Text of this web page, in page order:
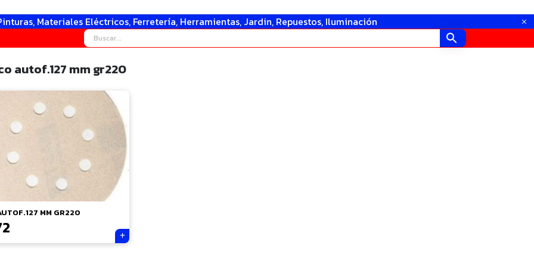
Materiales Eléctricos, Ferretería, Herramientas, Jardin, Repuestos, Iluminación
autof.127 mm gr220
MM GR220